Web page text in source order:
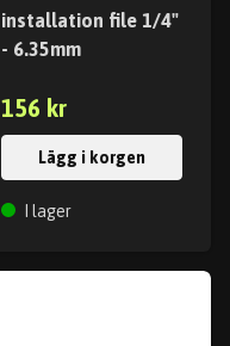
installation file 1/4"
- 6.35mm
156 kr
Lägg i korgen
I lager